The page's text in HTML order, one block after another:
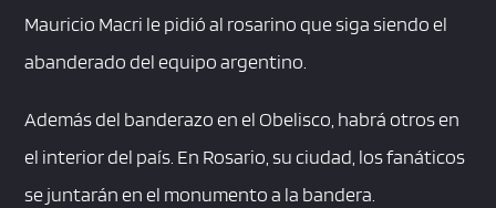
Mauricio Macri le pidió al rosarino que siga siendo el
abanderado del equipo argentino.
Además del banderazo en el Obelisco, habrá otros en
el interior del país. En Rosario, su ciudad, los fanáticos
se juntarán en el monumento a la bandera.